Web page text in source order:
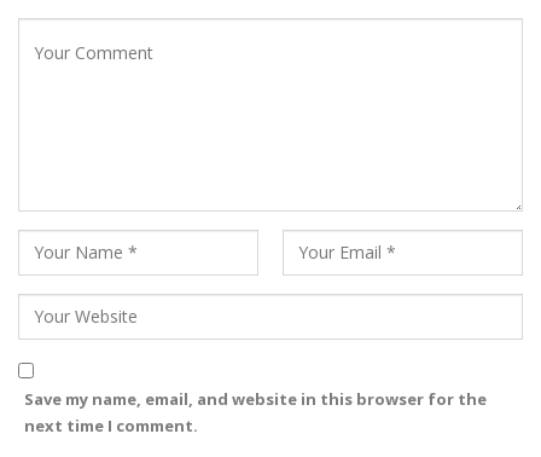
Save my name, email, and website in this browser for the
next time I comment.